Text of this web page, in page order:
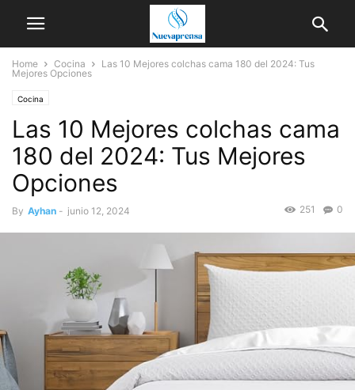
Home Cocina
Las 10 Mejores colchas cama 180 del 2024: Tus
Mejores Opciones
Cocina
Las 10 Mejores colchas cama
180 del 2024: Tus Mejores
Opciones
By Ayhan - junio 12, 2024 0
251